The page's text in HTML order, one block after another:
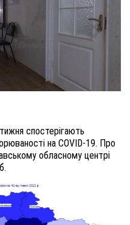
спостерігають
на COVID-19. Про
обласному центрі